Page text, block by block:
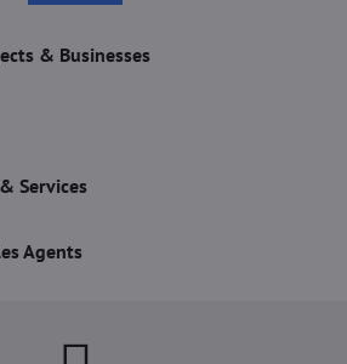
& Businesses
Services
Agents